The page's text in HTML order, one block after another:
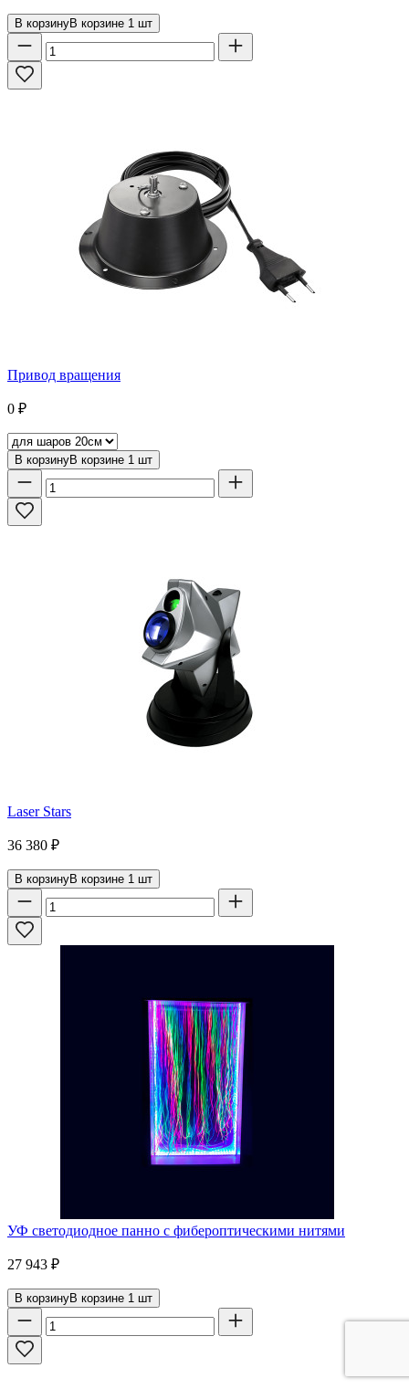
В корзинуВ корзине 1 шт
Привод вращения
0 ₽
В корзинуВ корзине 1 шт
Laser Stars
36 380 ₽
В корзинуВ корзине 1 шт
УФ светодиодное панно с фибероптическими нитями
27 943 ₽
В корзинуВ корзине 1 шт